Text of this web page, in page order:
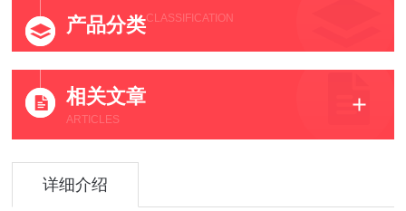
产品分类CLASSIFICATION
相关文章
ARTICLES
详细介绍